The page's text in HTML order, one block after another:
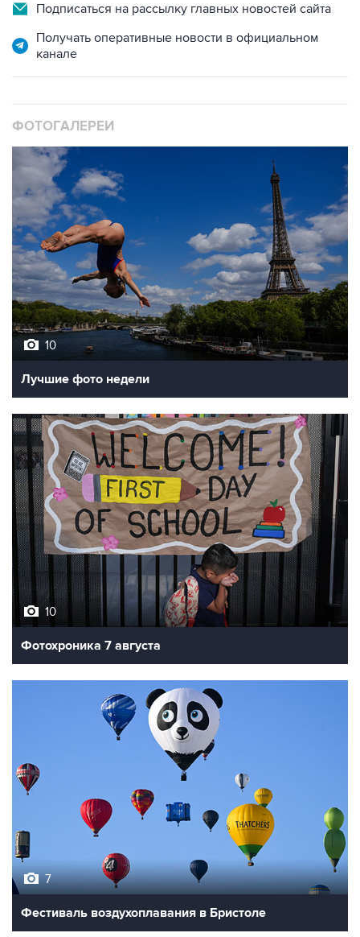
Подписаться на рассылку главных новостей сайта
Получать оперативные новости в официальном
канале
ФОТОГАЛЕРЕИ
10
Лучшие фото недели
10
Фотохроника 7 августа
7
Фестиваль воздухоплавания в Бристоле